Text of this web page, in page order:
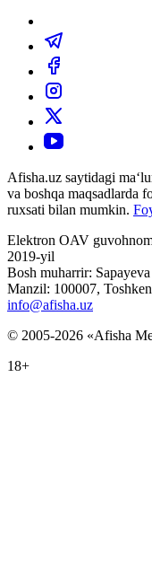
Afisha.uz saytidagi
va boshqa maqsadlarda
ruxsati bilan mumkin.
Elektron OAV
2019-yil
Bosh muharrir:
Manzil: 100007,
info@afisha.uz
© 2005-2026 «Afisha
18+